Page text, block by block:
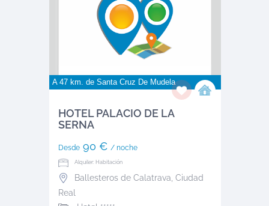
A 47 km. de Santa Cruz De Mudela
HOTEL PALACIO DE LA
SERNA
Desde90 € / noche
Alquiler: Habitación
Ballesteros de Calatrava Ciudad
Real